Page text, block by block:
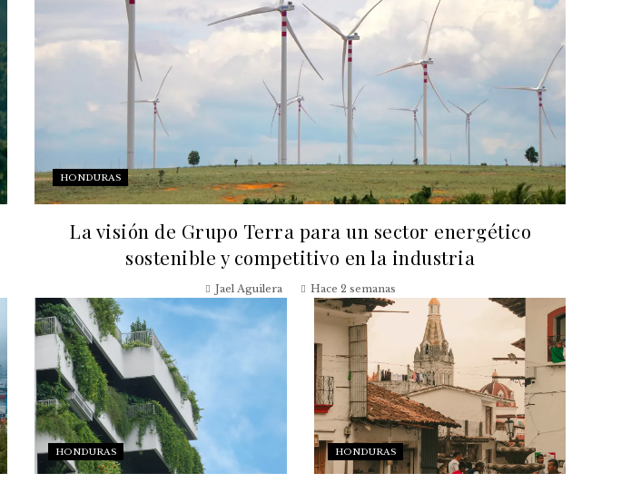
HONDURAS
La visión de Grupo Terra para un sector energético
sostenible y competitivo en la industria
Jael Aguilera Hace 2 semanas
HONDURAS HONDURAS